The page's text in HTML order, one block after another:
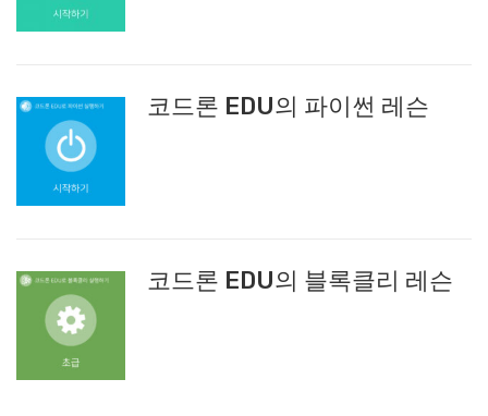
코드론 EDU의 파이썬 레슨
코드론 EDU의 블록클리 레슨